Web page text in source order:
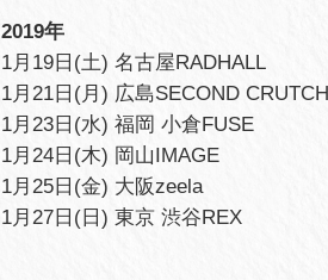
2019年
1月19日(土) 名古屋RADHALL
1月21日(月) 広島SECOND CRUTCH
1月23日(水) 福岡 小倉FUSE
1月24日(木) 岡山IMAGE
1月25日(金) 大阪zeela
1月27日(日) 東京 渋谷REX